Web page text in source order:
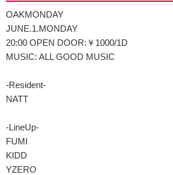
OAKMONDAY
JUNE.1.MONDAY
20:00 OPEN DOOR:￥1000/1D
MUSIC: ALL GOOD MUSIC
-Resident-
NATT
-LineUp-
FUMI
KIDD
YZERO